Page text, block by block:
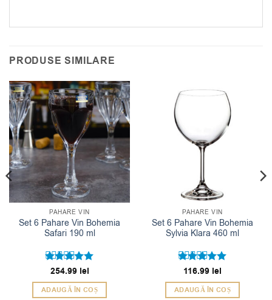
PRODUSE SIMILARE
PAHARE VIN
Set 6 Pahare Vin Bohemia
Safari 190 ml
Evaluat la
5din 5
254.99 lei
ADAUGĂ ÎN COȘ
PAHARE VIN
Set 6 Pahare Vin Bohemia
Sylvia Klara 460 ml
Evaluat la
5din 5
116.99 lei
ADAUGĂ ÎN COȘ